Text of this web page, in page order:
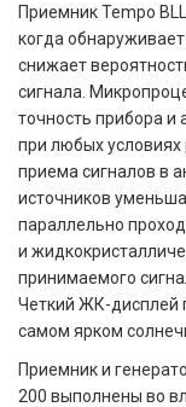
Приемник Tempo
когда
снижает
сигнала.
точность прибора и
при любых
приема сигналов в
источников
параллельно
и
принимаемого
Четкий ЖК-дисплей
самом ярком
Приемник и
200 выполнены во